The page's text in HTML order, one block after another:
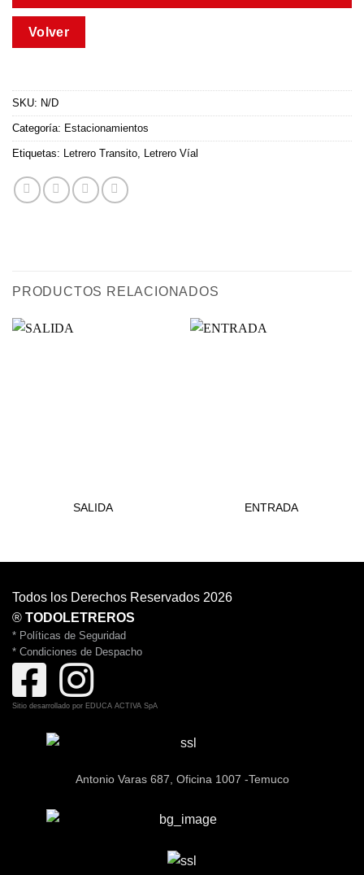
SKU: N/D
Categoría: Estacionamientos
Etiquetas: Letrero Transito Letrero Víal
PRODUCTOS RELACIONADOS
SALIDA ENTRADA
Todos los Derechos Reservados 2026
® TODOLETREROS
* Políticas de Seguridad
* Condiciones de Despacho
Sitio desarrollado por EDUCA ACTIVA SpA
Antonio Varas 687, Oficina 1007 -Temuco